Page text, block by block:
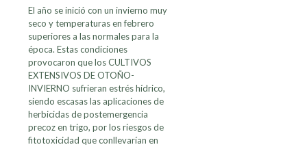
El año se inició con un invierno muy
seco y temperaturas en febrero
superiores a las normales para la
época. Estas condiciones
provocaron que los CULTIVOS
EXTENSIVOS DE OTOÑO-
INVIERNO sufrieran estrés hídrico,
siendo escasas las aplicaciones de
herbicidas de postemergencia
precoz en trigo, por los riesgos de
fitotoxicidad que conllevarían en